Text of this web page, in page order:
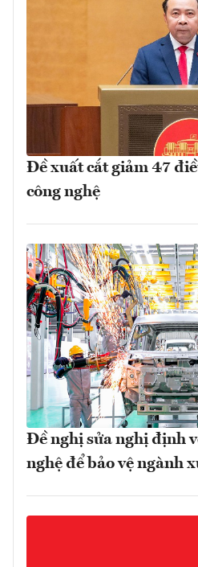
Đề xuất cắt giảm 47
công nghệ
Đề nghị sửa nghị định
nghệ để bảo vệ ngành